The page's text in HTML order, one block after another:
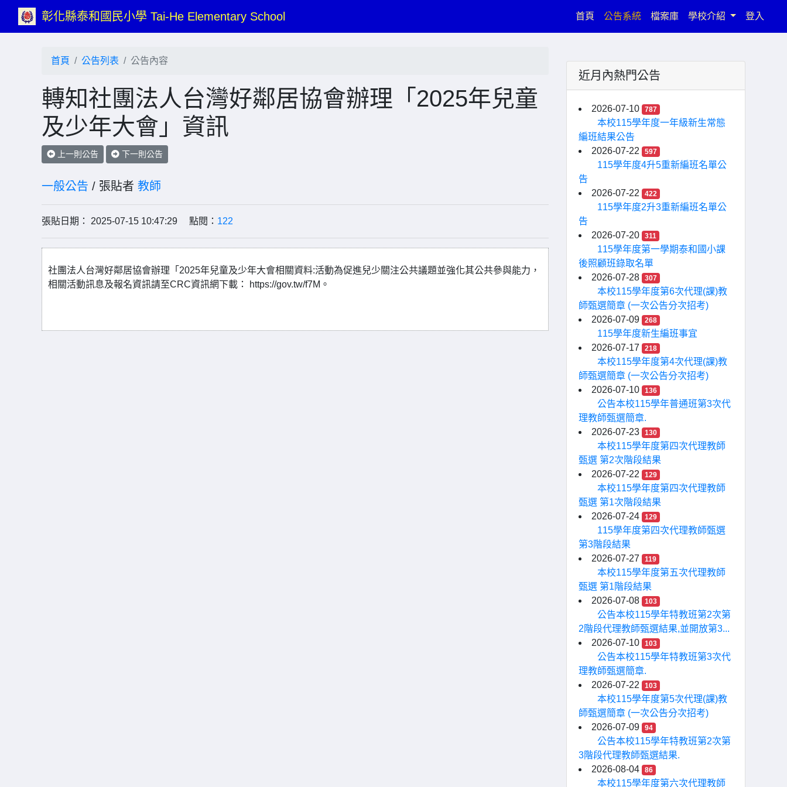
彰化縣泰和國民小學 Tai-He Elementary School 首頁 (current)
公告系統 檔案庫 學校介紹 登入
首頁 公告列表 公告內容
轉知社團法人台灣好鄰居協會辦理「2025年兒童
及少年大會」資訊
上一則公告 下一則公告
一般公告 / 張貼者 教師
張貼日期： 2025-07-15 10:47:29 點閱： 122
社團法人台灣好鄰居協會辦理「2025年兒童及少年大會相關資料:活動為促進兒少關注公共議題並強化其公共參與能力，
相關活動訊息及報名資訊請至CRC資訊網下載： https://gov.tw/f7M。
近月內熱門公告
2026-07-10 787
本校115學年度一年級新生常態
編班結果公告
2026-07-22
597
115學年度4升5重新編班名單公
告
2026-07-22
422
115學年度2升3重新編班名單公
告
2026-07-20
311
115學年度第一學期泰和國小課
後照顧班錄取名單
2026-07-28
307
本校115學年度第6次代理(課)教
師甄選簡章 (一次公告分次招考)
2026-07-09
268
115學年度新生編班事宜
2026-07-17
218
本校115學年度第4次代理(課)教
師甄選簡章 (一次公告分次招考)
2026-07-10
136
公告本校115學年普通班第3次代
理教師甄選簡章.
2026-07-23
130
本校115學年度第四次代理教師
甄選 第2次階段結果
2026-07-22
129
本校115學年度第四次代理教師
甄選 第1次階段結果
2026-07-24
129
115學年度第四次代理教師甄選
第3階段結果
2026-07-27
119
本校115學年度第五次代理教師
甄選 第1階段結果
2026-07-08
103
公告本校115學年特教班第2次第
2階段代理教師甄選結果,並開放第3...
2026-07-10
103
公告本校115學年特教班第3次代
理教師甄選簡章.
2026-07-22
103
本校115學年度第5次代理(課)教
師甄選簡章 (一次公告分次招考)
2026-07-09
94
公告本校115學年特教班第2次第
3階段代理教師甄選結果.
2026-08-04
86
本校115學年度第六次代理教師